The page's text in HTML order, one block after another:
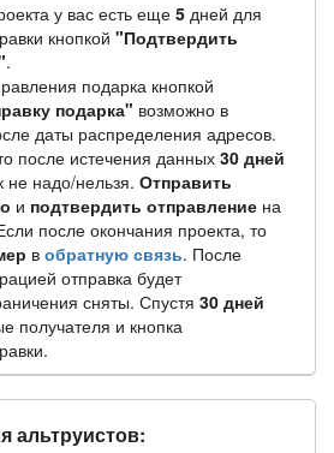
у вас есть еще 5 дней для
кнопкой "Подтвердить
.
подарка кнопкой
подарка" возможно в
даты распределения адресов.
после истечения данных 30 дней
не надо/нельзя. Отправить
и подтвердить отправление на
после окончания проекта, то
в обратную связь. После
отправка будет
сняты. Спустя 30 дней
получателя и кнопка
альтруистов: